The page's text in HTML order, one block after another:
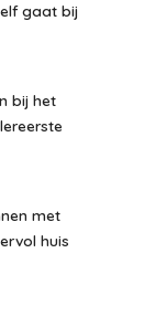
gaat bij
bij het
met
huis